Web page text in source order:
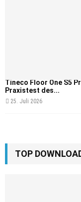
Tineco Floor One S5
Praxistest des...
25. Juli 2026
TOP